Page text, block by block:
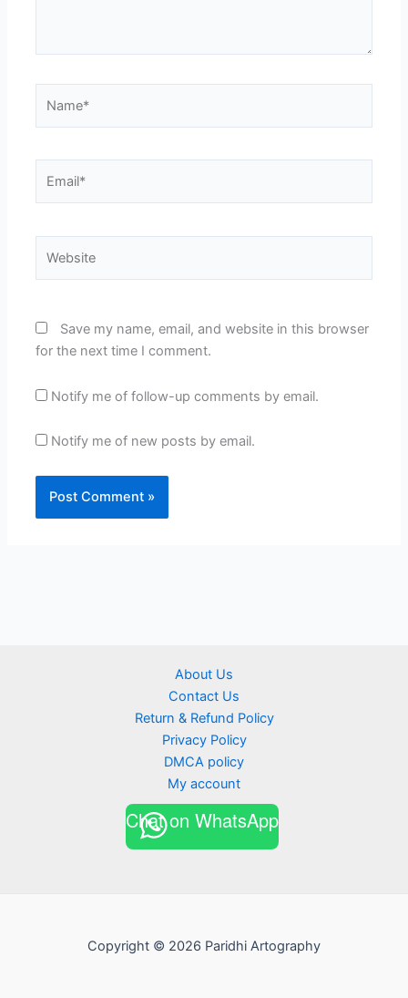
Save my name, email, and website in this browser
for the next time I comment.
Notify me of follow-up comments by email.
Notify me of new posts by email.
About Us
Contact Us
Return & Refund Policy
Privacy Policy
DMCA policy
My account
Chat on WhatsApp
Copyright © 2026 Paridhi Artography